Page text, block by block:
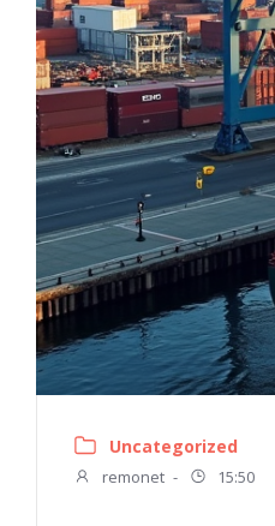
Uncategorized
remonet - 15:50